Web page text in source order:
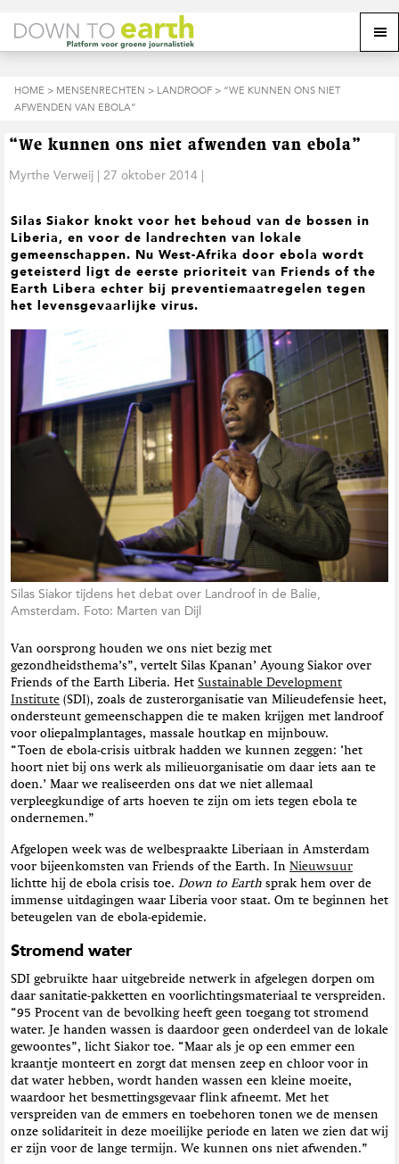
p
r
n
a
r
h
o
o
f
d
n
o
o
n
r
e
o
f
d
i
n
h
p
r
n
a
r
v
o
e
t
t
e
M
HOME > MENSENRECHTEN > LANDROOF > “WE KUNNEN ONS NIET
AFWENDEN VAN EBOLA”
“We kunnen ons niet afwenden van ebola”
Myrthe Verweij | 27 oktober 2014 |
Silas Siakor knokt voor het behoud van de bossen in
Liberia, en voor de landrechten van lokale
gemeenschappen. Nu West-Afrika door ebola wordt
geteisterd ligt de eerste prioriteit van
Friends of the
Earth
Libera echter bij preventiemaatregelen tegen
het levensgevaarlijke virus.
Silas Siakor tijdens het debat over Landroof in de Balie,
Amsterdam. Foto: Marten van Dijl
Van oorsprong houden we ons niet bezig met
gezondheidsthema’s”, vertelt Silas Kpanan’ Ayoung Siakor over
Friends of the Earth Liberia. Het Sustainable Development
Institute (SDI), zoals de zusterorganisatie van Milieudefensie heet,
ondersteunt gemeenschappen die te maken krijgen met landroof
voor oliepalmplantages, massale houtkap en mijnbouw.
“Toen de ebola-crisis uitbrak hadden we kunnen zeggen: ‘het
hoort niet bij ons werk als milieuorganisatie om daar iets aan te
doen.’ Maar we realiseerden ons dat we niet allemaal
verpleegkundige of arts hoeven te zijn om iets tegen ebola te
ondernemen.”
Afgelopen week was de welbespraakte Liberiaan in Amsterdam
voor bijeenkomsten van Friends of the Earth. In Nieuwsuur
lichtte hij de ebola crisis toe. Down to Earth sprak hem over de
immense uitdagingen waar Liberia voor staat. Om te beginnen het
beteugelen van de ebola-epidemie.
Stromend water
SDI gebruikte haar uitgebreide netwerk in afgelegen dorpen om
daar sanitatie-pakketten en voorlichtingsmateriaal te verspreiden.
“95 Procent van de bevolking heeft geen toegang tot stromend
water. Je handen wassen is daardoor geen onderdeel van de lokale
gewoontes”, licht Siakor toe. “Maar als je op een emmer een
kraantje monteert en zorgt dat mensen zeep en chloor voor in
dat water hebben, wordt handen wassen een kleine moeite,
waardoor het besmettingsgevaar flink afneemt. Met het
verspreiden van de emmers en toebehoren tonen we de mensen
onze solidariteit in deze moeilijke periode en laten we zien dat wij
er zijn voor de lange termijn. We kunnen ons niet afwenden.”